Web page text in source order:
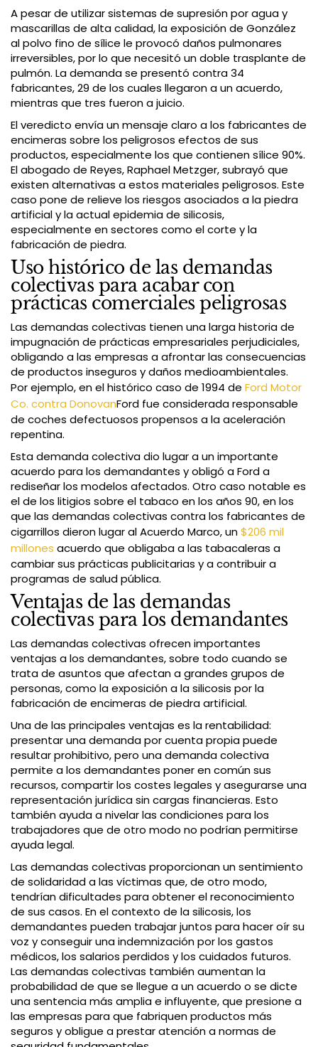
A pesar de utilizar sistemas de supresión por agua y
mascarillas de alta calidad, la exposición de González
al polvo fino de sílice le provocó daños pulmonares
irreversibles, por lo que necesitó un doble trasplante de
pulmón. La demanda se presentó contra 34
fabricantes, 29 de los cuales llegaron a un acuerdo,
mientras que tres fueron a juicio.
El veredicto envía un mensaje claro a los fabricantes de
encimeras sobre los peligrosos efectos de sus
productos, especialmente los que contienen sílice 90%.
El abogado de Reyes, Raphael Metzger, subrayó que
existen alternativas a estos materiales peligrosos. Este
caso pone de relieve los riesgos asociados a la piedra
artificial y la actual epidemia de silicosis,
especialmente en sectores como el corte y la
fabricación de piedra.
Uso histórico de las demandas
colectivas para acabar con
prácticas comerciales peligrosas
Las demandas colectivas tienen una larga historia de
impugnación de prácticas empresariales perjudiciales,
obligando a las empresas a afrontar las consecuencias
de productos inseguros y daños medioambientales.
Por ejemplo, en el histórico caso de 1994 de Ford Motor
Co. contra DonovanFord fue considerada responsable
de coches defectuosos propensos a la aceleración
repentina.
Esta demanda colectiva dio lugar a un importante
acuerdo para los demandantes y obligó a Ford a
rediseñar los modelos afectados. Otro caso notable es
el de los litigios sobre el tabaco en los años 90, en los
que las demandas colectivas contra los fabricantes de
cigarrillos dieron lugar al Acuerdo Marco, un$206 mil
millones acuerdo que obligaba a las tabacaleras a
cambiar sus prácticas publicitarias y a contribuir a
programas de salud pública.
Ventajas de las demandas
colectivas para los demandantes
Las demandas colectivas ofrecen importantes
ventajas a los demandantes, sobre todo cuando se
trata de asuntos que afectan a grandes grupos de
personas, como la exposición a la silicosis por la
fabricación de encimeras de piedra artificial.
Una de las principales ventajas es la rentabilidad:
presentar una demanda por cuenta propia puede
resultar prohibitivo, pero una demanda colectiva
permite a los demandantes poner en común sus
recursos, compartir los costes legales y asegurarse una
representación jurídica sin cargas financieras. Esto
también ayuda a nivelar las condiciones para los
trabajadores que de otro modo no podrían permitirse
ayuda legal.
Las demandas colectivas proporcionan un sentimiento
de solidaridad a las víctimas que, de otro modo,
tendrían dificultades para obtener el reconocimiento
de sus casos. En el contexto de la silicosis, los
demandantes pueden trabajar juntos para hacer oír su
voz y conseguir una indemnización por los gastos
médicos, los salarios perdidos y los cuidados futuros.
Las demandas colectivas también aumentan la
probabilidad de que se llegue a un acuerdo o se dicte
una sentencia más amplia e influyente, que presione a
las empresas para que fabriquen productos más
seguros y obligue a prestar atención a normas de